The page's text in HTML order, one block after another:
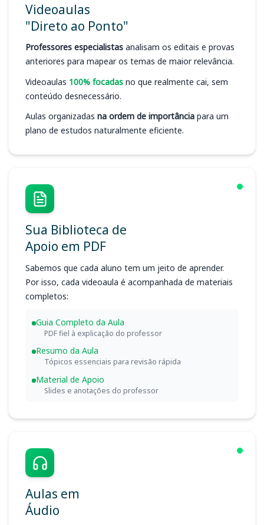
Videoaulas
"Direto ao Ponto"
Professores especialistas analisam os editais e provas
anteriores para mapear os temas de maior relevância.
Videoaulas 100% focadas no que realmente cai, sem
conteúdo desnecessário.
Aulas organizadas na ordem de importância para um
plano de estudos naturalmente eficiente.
Sua Biblioteca de
Apoio em PDF
Sabemos que cada aluno tem um jeito de aprender.
Por isso, cada videoaula é acompanhada de materiais
completos:
Guia Completo da Aula
PDF fiel à explicação do professor
Resumo da Aula
Tópicos essenciais para revisão rápida
Material de Apoio
Slides e anotações do professor
Aulas em
Áudio